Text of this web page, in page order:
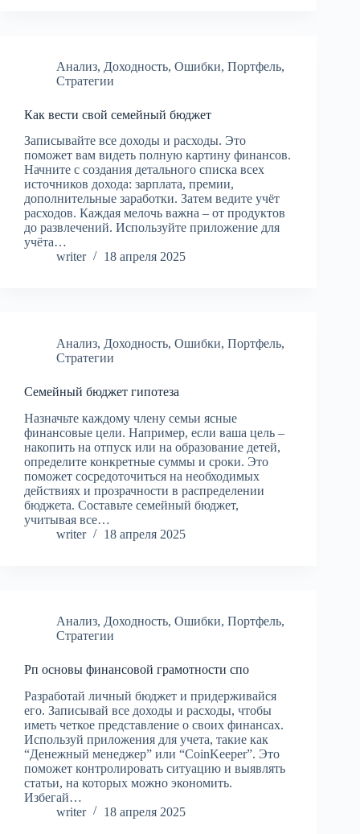
Анализ, Доходность, Ошибки, Портфель,
Стратегии
Как вести свой семейный бюджет
Записывайте все доходы и расходы. Это
поможет вам видеть полную картину финансов.
Начните с создания детального списка всех
источников дохода: зарплата, премии,
дополнительные заработки. Затем ведите учёт
расходов. Каждая мелочь важна – от продуктов
до развлечений. Используйте приложение для
учёта…
writer
18 апреля 2025
Анализ, Доходность, Ошибки, Портфель,
Стратегии
Семейный бюджет гипотеза
Назначьте каждому члену семьи ясные
финансовые цели. Например, если ваша цель –
накопить на отпуск или на образование детей,
определите конкретные суммы и сроки. Это
поможет сосредоточиться на необходимых
действиях и прозрачности в распределении
бюджета. Составьте семейный бюджет,
учитывая все…
writer
18 апреля 2025
Анализ, Доходность, Ошибки, Портфель,
Стратегии
Рп основы финансовой грамотности спо
Разработай личный бюджет и придерживайся
его. Записывай все доходы и расходы, чтобы
иметь четкое представление о своих финансах.
Используй приложения для учета, такие как
“Денежный менеджер” или “CoinKeeper”. Это
поможет контролировать ситуацию и выявлять
статьи, на которых можно экономить.
Избегай…
writer
18 апреля 2025